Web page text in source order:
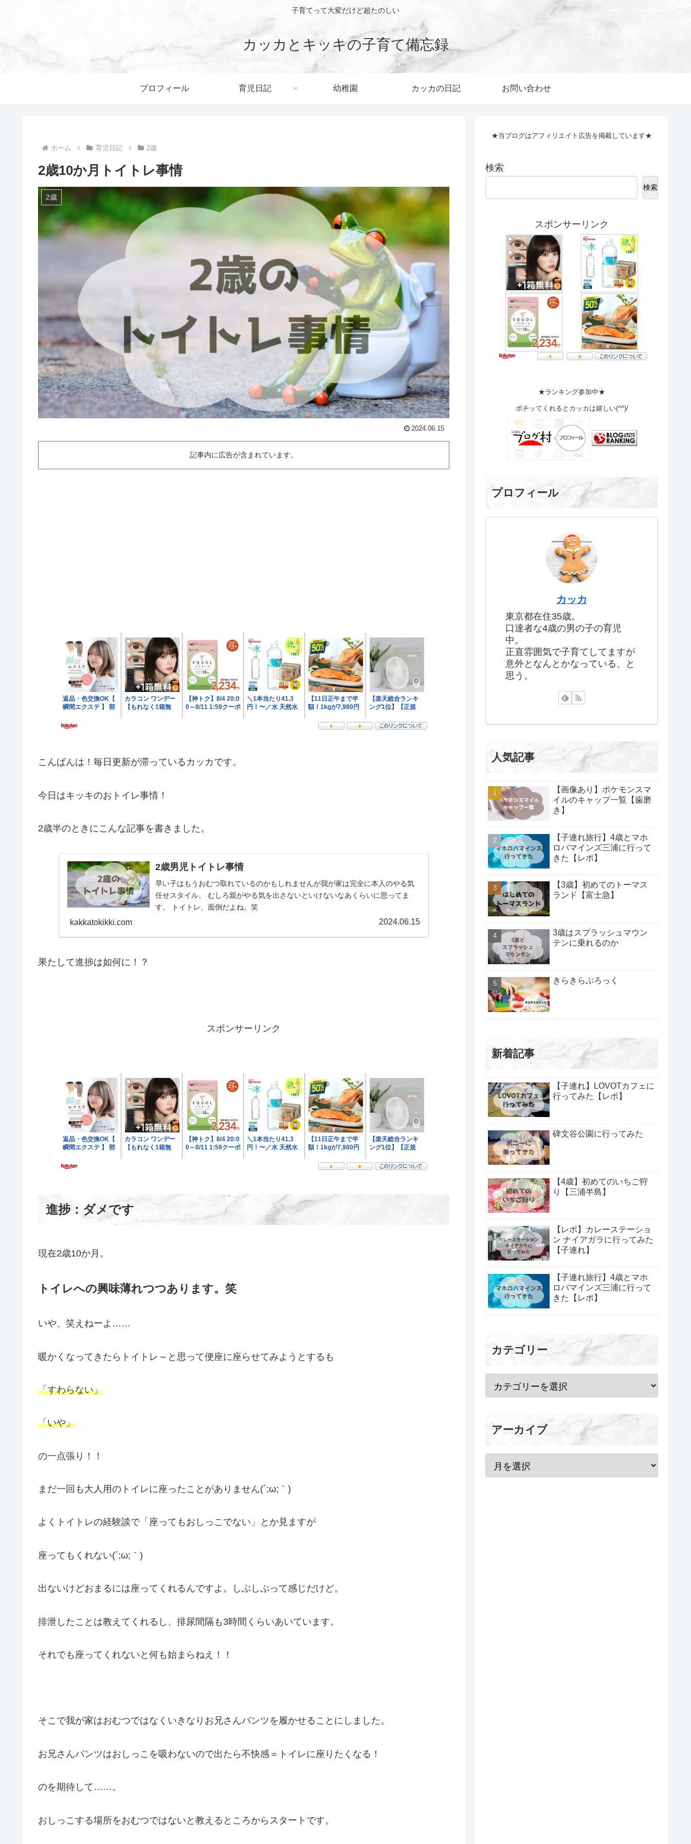
子育てって大変だけど超たのしい
カッカとキッキの子育て備忘録
プロフィール 育児日記 幼稚園 カッカの日記 お問い合わせ
ホーム 育児日記 2歳
2歳10か月トイトレ事情
2歳
2024.06.15
記事内に広告が含まれています。
こんばんは！毎日更新が滞っているカッカです。
今日はキッキのおトイレ事情！
2歳半のときにこんな記事を書きました。
2歳男児トイトレ事情
早い子はもうおむつ取れているのかもしれませんが我が家は完全に本人のやる気
任せスタイル。 むしろ親がやる気を出さないといけないなあくらいに思ってま
す。 トイトレ、面倒だよね。笑
kakkatokikki.com 2024.06.15
果たして進捗は如何に！？
スポンサーリンク
進捗：ダメです
現在2歳10か月。
トイレへの興味薄れつつあります。笑
いや、笑えねーよ……
暖かくなってきたらトイトレ～と思って便座に座らせてみようとするも
「すわらない」
「いや」
の一点張り！！
まだ一回も大人用のトイレに座ったことがありません(´;ω;｀)
よくトイトレの経験談で「座ってもおしっこでない」とか見ますが
座ってもくれない(´;ω;｀)
出ないけどおまるには座ってくれるんですよ。しぶしぶって感じだけど。
排泄したことは教えてくれるし、排尿間隔も3時間くらいあいています。
それでも座ってくれないと何も始まらねえ！！
そこで我が家はおむつではなくいきなりお兄さんパンツを履かせることにしました。
お兄さんパンツはおしっこを吸わないので出たら不快感＝トイレに座りたくなる！
のを期待して……。
おしっこする場所をおむつではないと教えるところからスタートです。
★当ブログはアフィリエイト広告を掲載しています★
検索
検索
スポンサーリンク
★ランキング参加中★
ポチッてくれるとカッカは嬉しい(^^)/
プロフィール
カッカ
東京都在住35歳。
口達者な4歳の男の子の育児
中。
正直雰囲気で子育てしてますが
意外となんとかなっている、と
思う。
人気記事
【画像あり】ポケモンスマ
イルのキャップ一覧【歯磨
き】
【子連れ旅行】4歳とマホ
ロバマインズ三浦に行って
きた【レポ】
【3歳】初めてのトーマス
ランド【富士急】
3歳はスプラッシュマウン
テンに乗れるのか
きらきらぶろっく
新着記事
【子連れ】LOVOTカフェに
行ってみた【レポ】
碑文谷公園に行ってみた
【4歳】初めてのいちご狩
り【三浦半島】
【レポ】カレーステーショ
ン ナイアガラに行ってみた
【子連れ】
【子連れ旅行】4歳とマホ
ロバマインズ三浦に行って
きた【レポ】
カテゴリー
アーカイブ